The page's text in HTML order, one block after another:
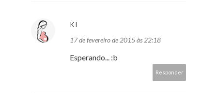
KI
17 de fevereiro de 2015 às 22:18
Esperando... :b
Responder